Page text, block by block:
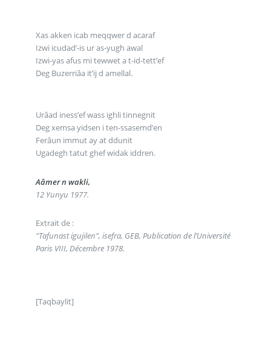
Xas akken icab meqqwer d acaraf
Izwi icudad’-is ur as-yugh awal
Izwi-yas afus mi tewwet a t-id-tett’ef
Deg Buzerriâa it’ij d amellal.
Urâad iness’ef wass ighli tinnegnit
Deg xemsa yidsen i ten-ssasemd’en
Ferâun immut ay at ddunit
Ugadegh tatut ghef widak iddren.
Aâmer n wakli,
12 Yunyu 1977.
Extrait de :
"Tafunast igujilen", isefra, GEB, Publication de l’Université
Paris VIII, Décembre 1978.
[Taqbaylit]